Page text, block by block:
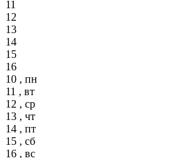
11
12
13
14
15
16
10 , пн
11 , вт
12 , ср
13 , чт
14 , пт
15 , сб
16 , вс